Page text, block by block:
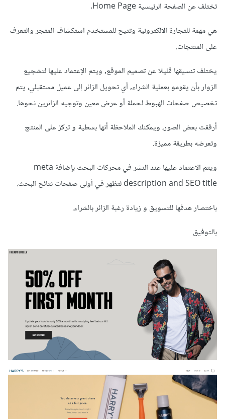
تختلف عن الصفحة الرئيسية Home Page.
هي مهمة للتجارة الالكترونية وتتيح للمستخدم استكشاف المتجر والتعرف
على المنتجات.
يختلف تنسيقها قليلا عن تصميم الموقع, ويتم الإعتماد عليها لتشجيع
الزوار بأن يقومو بعملية الشراء, أي تحويل الزائر إلى عميل مستقبلي، يتم
تخصيص صفحات الهبوط لحملة أو عرض معين وتوجيه الزائرين نحوها.
أرفقت بعض الصور، ويمكنك الملاحظة أنها بسطية و تركز على المنتج
وتعرضه بطريقة مميزة.
ويتم الاعتماد عليها عند النشر في محركات البحث بإضافة meta
description and SEO title لتظهر في أولى صفحات نتائح البحث.
باختصار هدفها للتسويق و زيادة رغبة الزائر بالشراء.
بالتوفيق